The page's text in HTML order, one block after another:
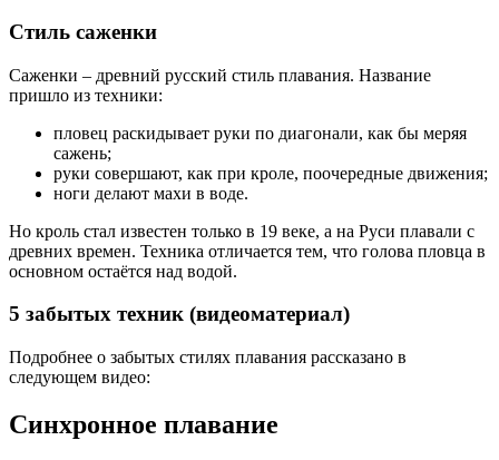
Стиль саженки
Саженки – древний русский стиль плавания. Название
пришло из техники:
пловец раскидывает руки по диагонали, как бы меряя
сажень;
руки совершают, как при кроле, поочередные движения;
ноги делают махи в воде.
Но кроль стал известен только в 19 веке, а на Руси плавали с
древних времен. Техника отличается тем, что голова пловца в
основном остаётся над водой.
5 забытых техник (видеоматериал)
Подробнее о забытых стилях плавания рассказано в
следующем видео:
Синхронное плавание